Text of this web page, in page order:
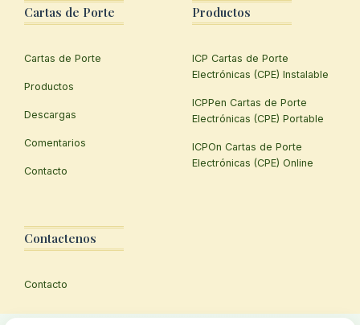
Cartas de Porte
Cartas de Porte
Productos
Descargas
Comentarios
Contacto
Productos
ICP Cartas de Porte
Electrónicas (CPE) Instalable
ICPPen Cartas de Porte
Electrónicas (CPE) Portable
ICPOn Cartas de Porte
Electrónicas (CPE) Online
Contactenos
Contacto